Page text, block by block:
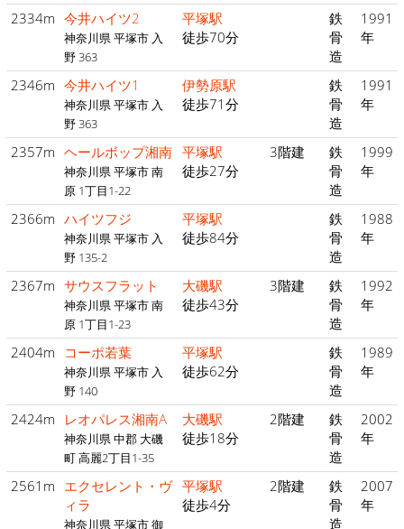
2334m 今井ハイツ2
神奈川県 平塚市 入
野 363
平塚駅
徒歩70分
鉄
骨
造
1991
年
2346m 今井ハイツ1
神奈川県 平塚市 入
野 363
伊勢原駅
徒歩71分
鉄
骨
造
1991
年
2357m ヘールボップ湘南
神奈川県 平塚市 南
原 1丁目1-22
平塚駅
徒歩27分
3階建
鉄
骨
造
1999
年
2366m ハイツフジ
神奈川県 平塚市 入
野 135-2
平塚駅
徒歩84分
鉄
骨
造
1988
年
2367m サウスフラット
神奈川県 平塚市 南
原 1丁目1-23
大磯駅
徒歩43分
3階建
鉄
骨
造
1992
年
2404m コーポ若葉
神奈川県 平塚市 入
野 140
平塚駅
徒歩62分
鉄
骨
造
1989
年
2424m レオパレス湘南A
神奈川県 中郡 大磯
町 高麗2丁目1-35
大磯駅
徒歩18分
2階建
鉄
骨
造
2002
年
2561m エクセレント・ヴ
ィラ
神奈川県 平塚市 御
平塚駅
徒歩4分
2階建
鉄
骨
造
2007
年